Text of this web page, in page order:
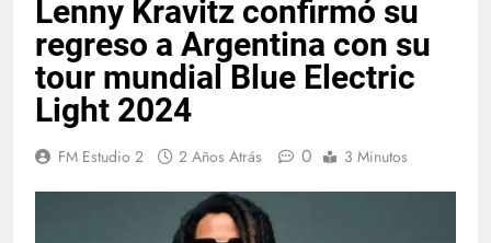
Lenny Kravitz confirmó su
regreso a Argentina con su
tour mundial Blue Electric
Light 2024
FM Estudio 2 2 Años Atrás 0 3 Minutos